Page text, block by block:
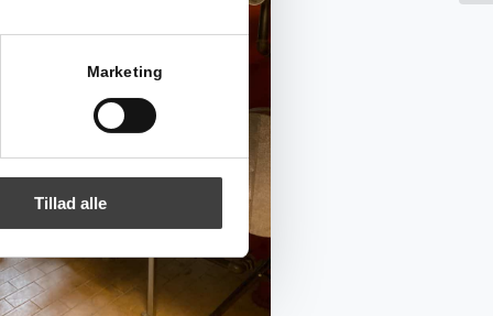
Marketing
Tillad alle